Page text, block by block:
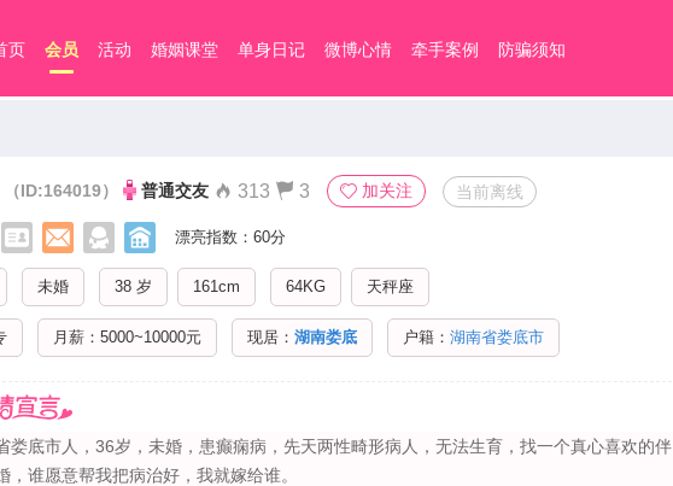
页 会员 活动 婚姻课堂 单身日记 微博心情 牵手案例 防骗须知
（ID:164019） 普通交友 313 3 加关注 当前离线
漂亮指数：60分
未婚 38 岁 161cm 64KG 天秤座
月薪：5000~10000元 现居： 湖南娄底 户籍： 湖南省娄底市
娄底市人，36岁，未婚，患癫痫病，先天两性畸形病人，无法生育，找一个真​‌‌心喜欢的伴
，谁愿意帮我把病治好，我就嫁给谁。